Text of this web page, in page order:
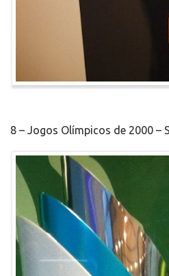
8 – Jogos Olímpicos de 2000 –